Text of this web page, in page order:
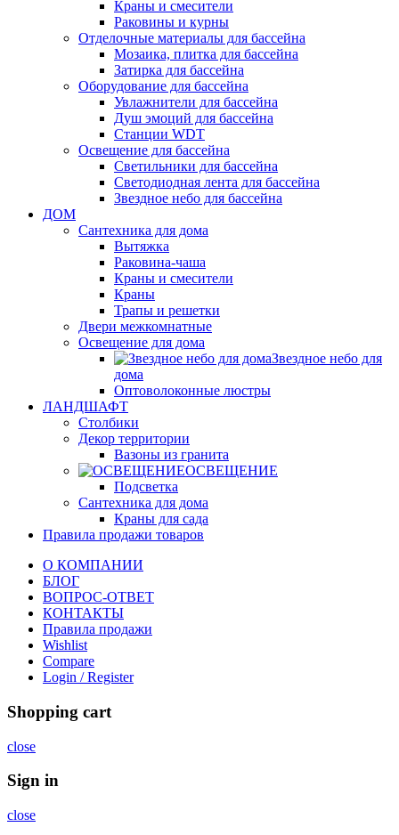
Краны и смесители
Раковины и курны
Отделочные материалы для бассейна
Мозаика, плитка для бассейна
Затирка для бассейна
Оборудование для бассейна
Увлажнители для бассейна
Душ эмоций для бассейна
Станции WDT
Освещение для бассейна
Светильники для бассейна
Светодиодная лента для бассейна
Звездное небо для бассейна
ДОМ
Сантехника для дома
Вытяжка
Раковина-чаша
Краны и смесители
Краны
Трапы и решетки
Двери межкомнатные
Освещение для дома
Звездное небо для
дома
Оптоволоконные люстры
ЛАНДШАФТ
Столбики
Декор территории
Вазоны из гранита
ОСВЕЩЕНИЕ
Подсветка
Сантехника для дома
Краны для сада
Правила продажи товаров
О КОМПАНИИ
БЛОГ
ВОПРОС-ОТВЕТ
КОНТАКТЫ
Правила продажи
Wishlist
Compare
Login / Register
Shopping cart
close
Sign in
close